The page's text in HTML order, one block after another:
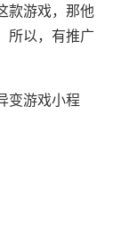
款游戏，那他
所以，有推广
变游戏小程